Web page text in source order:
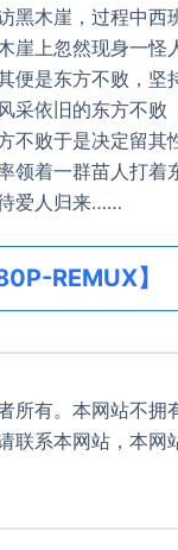
木崖，过程中西
崖上忽然现身一怪
是东方不败，坚
采依旧的东方不败
不败于是决定留其
领着一群苗人打着
爱人归来……
REMUX】
所有。本网站不拥
联系本网站，本网